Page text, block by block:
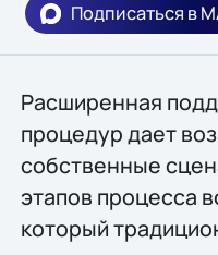
Подписаться в
Расширенная
процедур дает
собственные
этапов процесса
который